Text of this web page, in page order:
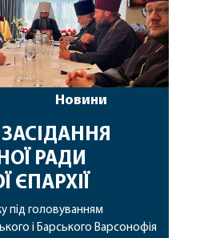
Новини
РАДИ
ЄПАРХІЇ
під головуванням
і Барського Варсонофія